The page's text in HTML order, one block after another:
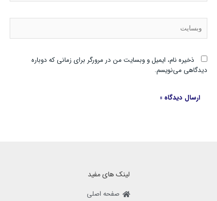
ذخیره نام، ایمیل و وبسایت من در مرورگر برای زمانی که دوباره
دیدگاهی می‌نویسم.
لینک های مفید
صفحه اصلی